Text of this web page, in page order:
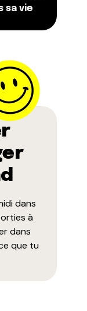
sa vie
dans
à
dans
que tu